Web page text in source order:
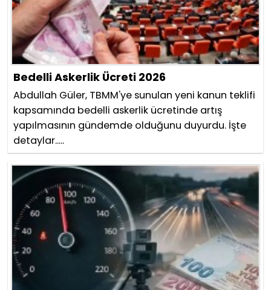
Bedelli Askerlik Ücreti 2026
Abdullah Güler, TBMM'ye sunulan yeni kanun teklifi
kapsamında bedelli askerlik ücretinde artış
yapılmasının gündemde olduğunu duyurdu. İşte
detaylar.....